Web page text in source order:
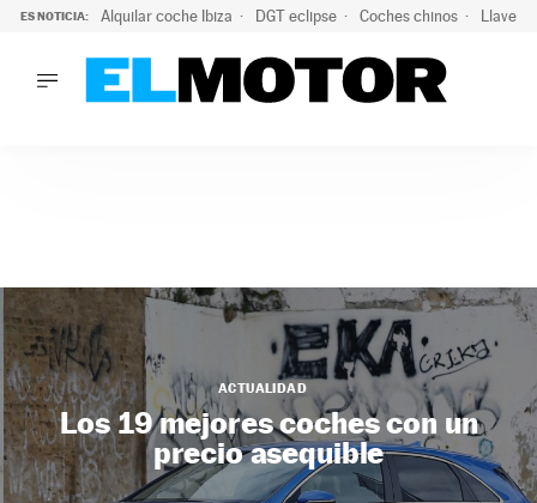
Saltar
al
contenido
ES NOTICIA: Alquilar coche Ibiza DGT eclipse Coches chinos Llaves
VIRALES
PODCAST
MOTOS
TECNOLOGÍA
SUPERCOCHES
MOTORTV
PREMIOS
ACTUALIDAD
Los 19 mejores coches con un
precio asequible